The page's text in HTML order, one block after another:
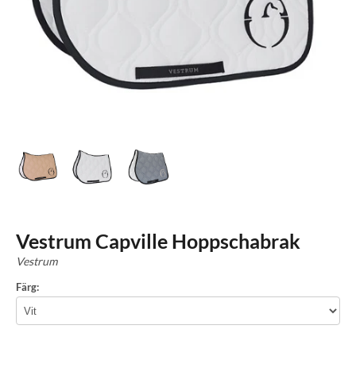
Vestrum Capville Hoppschabrak
Vestrum
Färg: